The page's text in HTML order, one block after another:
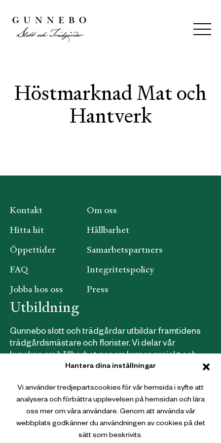
Hantera dina inställningar
Vi använder tredjepartscookies för vår hemsida i syfte att
analysera och förbättra upplevelsen på hemsidan och lära
oss mer om våra användare. Genom att använda vår
webbplats godkänner du användningen av cookies på det
sätt som beskrivits.
Höstmarknad Mat och
Hantverk
Gunnebo Slott och Trädgårdar
Kontakt
Hitta hit
Öppettider
FAQ
Jobba hos oss
Om oss
Hållbarhet
Samarbetspartners
Integritetspolicy
Press
Utbildning
Gunnebo slott och trädgårdar utbildar framtidens
trädgårdsmästare och florister. Vi delar vår
kunskap om hållbarhet genom kurser, projekt och
Läs mer om våra utbildningar här
Webbutik